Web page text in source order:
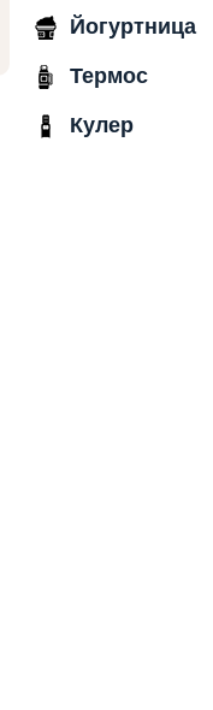
Йогуртница
Термос
Кулер